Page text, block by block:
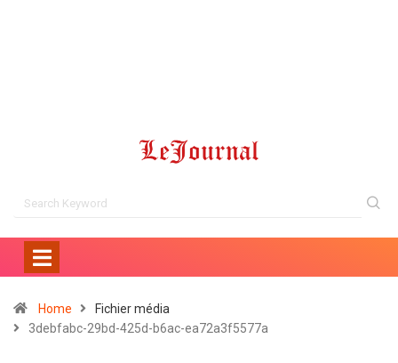
Home
Fichier média
3debfabc-29bd-425d-b6ac-ea72a3f5577a